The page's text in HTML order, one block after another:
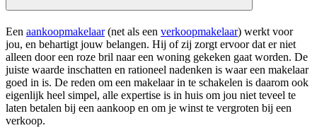
Een aankoopmakelaar(net als een verkoopmakelaar) werkt voor
jou, en behartigt jouw belangen. Hij of zij zorgt ervoor dat er niet
alleen door een roze bril naar een woning gekeken gaat worden. De
juiste waarde inschatten en rationeel nadenken is waar een makelaar
goed in is. De reden om een makelaar in te schakelen is daarom ook
eigenlijk heel simpel, alle expertise is in huis om jou niet teveel te
laten betalen bij een aankoop en om je winst te vergroten bij een
verkoop.